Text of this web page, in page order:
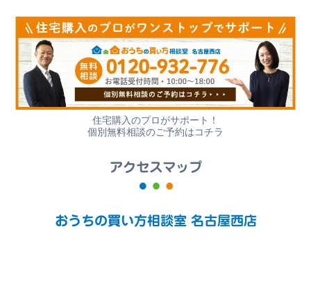
住宅購入のプロがサポート！
個別無料相談のご予約はコチラ
アクセスマップ
おうちの買い方相談室 名古屋西店